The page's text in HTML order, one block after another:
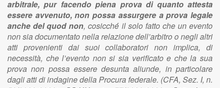
arbitrale, pur facendo piena prova di quanto attesta
essere avvenuto, non possa assurgere a prova legale
anche del quod non, cosicché ́ il solo fatto che un evento
non sia documentato nella relazione dell’arbitro o negli altri
atti provenienti dai suoi collaboratori non implica, di
necessità, che l’evento non si sia verificato e che la sua
prova non possa essere desunta aliunde, in particolare
dagli atti di indagine della Procura federale. (CFA, Sez. I, n.